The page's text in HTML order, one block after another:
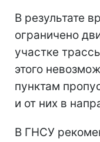
В результате
ограничено
участке
этого
пунктам
и от них в
В ГНСУ